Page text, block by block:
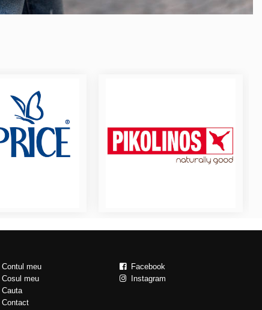
Contul meu
Cosul meu
Cauta
Contact
Facebook
Instagram